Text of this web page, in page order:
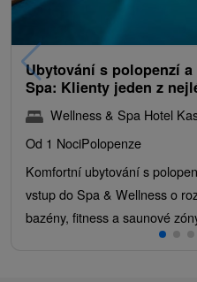
Ubytování s polopenzí
Spa: Klienty jeden z
Wellness & Spa Hotel
Od 1 NociPolopenze
Komfortní ubytování s
vstup do Spa & Wellness o
bazény, fitness a saunové